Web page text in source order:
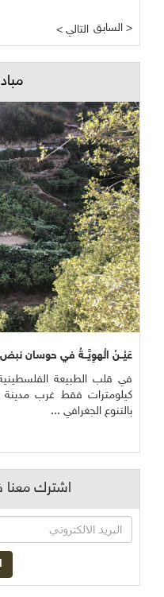
< التالي السابق >
عَيْــنُ الْهوِيَّــةُ في حوسان نبض
في قلب الطبيعة
كيلومترات فقط غرب
بالتنوع الجغرافي ...
اشترك معنا